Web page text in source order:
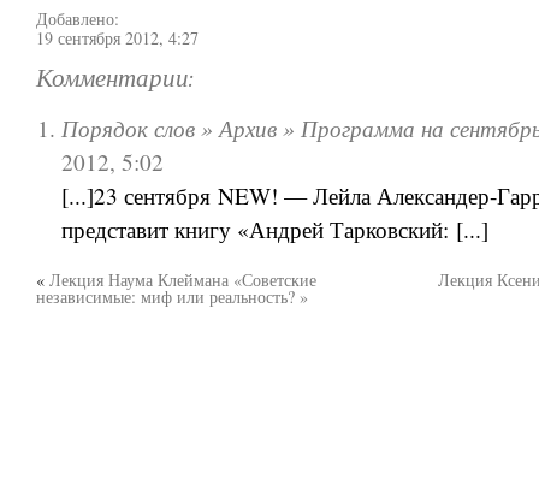
Добавлено:
19 сентября 2012, 4:27
Комментарии:
Порядок слов » Архив » Программа на
2012, 5:02
[...]23 сентября NEW! — Лейла Александер-
представит книгу «Андрей Тарковский: [...]
« Лекция Наума Клеймана «Советские
независимые: миф или реальность? »
Лекция